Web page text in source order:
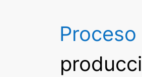
Proceso